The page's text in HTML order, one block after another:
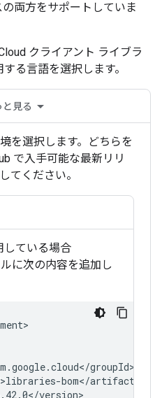
両方をサポートしていま
クライアント ライブラ
る言語を選択します。
と見る
を選択します。どちらを
で入手可能な最新リリ
てください。
している場合
に次の内容を追加し